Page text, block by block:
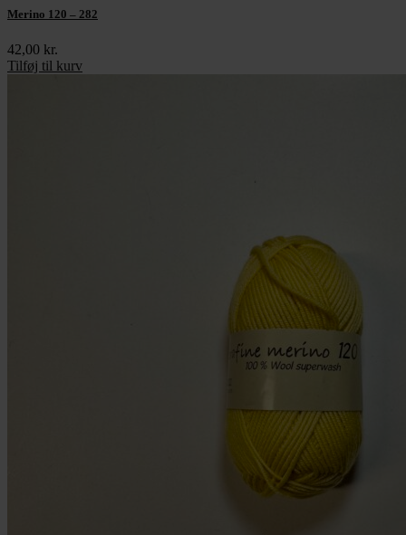
Merino 120 – 282
42,00 kr.
Tilføj til kurv